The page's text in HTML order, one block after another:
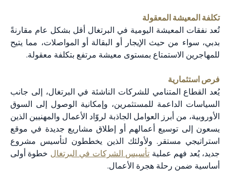
تكلفة المعيشة المعقولة
تُعد نفقات المعيشة اليومية في البرتغال أقل بشكل عام مقارنةً
بدبي، سواء من حيث الإيجار أو البقالة أو المواصلات، مما يتيح
للمهاجرين الاستمتاع بمستوى معيشة مرتفع بتكلفة معقولة.
فرص استثمارية
يُعد القطاع المتنامي للشركات الناشئة في البرتغال، إلى جانب
السياسات الداعمة للمستثمرين، وإمكانية الوصول إلى السوق
الأوروبية، من أبرز العوامل الجاذبة لروّاد الأعمال والمهنيين الذين
يسعون إلى توسيع أعمالهم أو إطلاق مشاريع جديدة في موقع
استراتيجي مستقر. ولأولئك الذين يخططون لتأسيس مشروع
جديد، يُعد فهم عملية تأسيس الشركات في البرتغال خطوة أولى
أساسية ضمن رحلة هجرة الأعمال.